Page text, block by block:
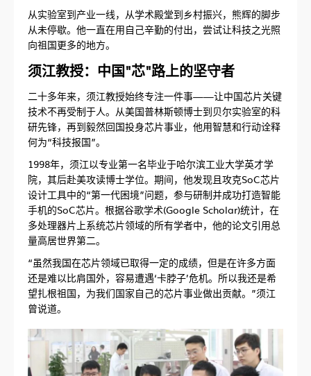
从实验室到产业一线，从学术殿堂到乡村振兴，熊辉的脚步
从未停歇。他一直在用自己辛勤的付出，尝试让科技之光照
向祖国更多的地方。
须江教授：中国"芯"路上的坚守者
二十多年来，须江教授始终专注一件事——让中国芯片关键
技术不再受制于人。从美国普林斯顿博士到贝尔实验室的科
研先锋，再到毅然回国投身芯片事业，他用智慧和行动诠释
何为“科技报国”。
1998年，须江以专业第一名毕业于哈尔滨工业大学英才学
院，其后赴美攻读博士学位。期间，他发现且攻克SoC芯片
设计工具中的“第一代困境”问题，参与研制并成功打造智能
手机的SoC芯片。根据谷歌学术(Google Scholar)统计，在
多处理器片上系统芯片领域的所有学者中，他的论文引用总
量高居世界第二。
“虽然我国在芯片领域已取得一定的成绩，但是在许多方面
还是难以比肩国外，容易遭遇‘卡脖子’危机。所以我还是希
望扎根祖国，为我们国家自己的芯片事业做出贡献。”须江
曾说道。